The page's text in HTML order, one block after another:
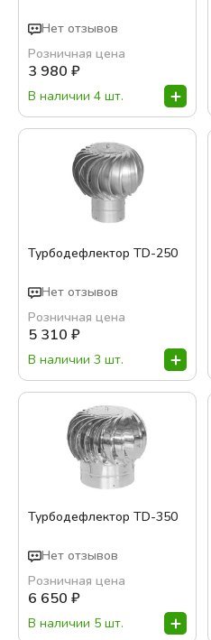
Нет отзывов
Розничная цена
3 980 ₽
В наличии 4 шт.
Турбодефлектор TD-250
Нет отзывов
Розничная цена
5 310 ₽
В наличии 3 шт.
Турбодефлектор TD-350
Нет отзывов
Розничная цена
6 650 ₽
В наличии 5 шт.